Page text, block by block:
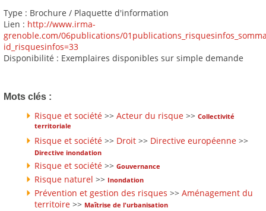
Type : Brochure / Plaquette d'information
Lien : http://www.irma-
grenoble.com/06publications/
id_risquesinfos=33
Disponibilité : Exemplaires disponibles sur simple demande
Mots clés :
Risque et société >> Acteur du risque >> Collectivité
territoriale
Risque et société >> Droit >> Directive européenne >>
Directive inondation
Risque et société >> Gouvernance
Risque naturel >> Inondation
Prévention et gestion des risques >> Aménagement du
territoire >> Maîtrise de l'urbanisation